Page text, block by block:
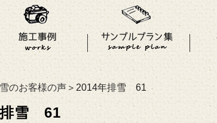
のお客様の声＞2014年排雪 61
排雪 61